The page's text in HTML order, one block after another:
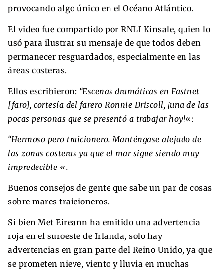
provocando algo único en el Océano Atlántico.
El video fue compartido por RNLI Kinsale, quien lo
usó para ilustrar su mensaje de que todos deben
permanecer resguardados, especialmente en las
áreas costeras.
Ellos escribieron: “Escenas dramáticas en Fastnet
[faro], cortesía del farero Ronnie Driscoll, ¡una de las
pocas personas que se presentó a trabajar hoy!«:
“Hermoso pero traicionero. Manténgase alejado de
las zonas costeras ya que el mar sigue siendo muy
impredecible «.
Buenos consejos de gente que sabe un par de cosas
sobre mares traicioneros.
Si bien Met Eireann ha emitido una advertencia
roja en el suroeste de Irlanda, solo hay
advertencias en gran parte del Reino Unido, ya que
se prometen nieve, viento y lluvia en muchas